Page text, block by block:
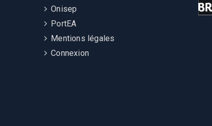
Onisep
PortEA
Mentions légales
Connexion